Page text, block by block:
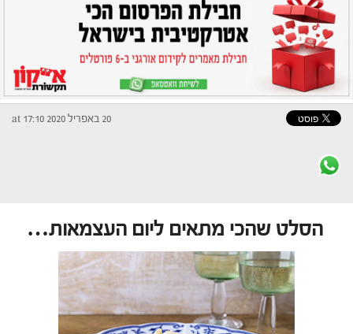
20 באפריל 2020 at 17:10
הסלט שהכי מתאים ליום העצמאות…